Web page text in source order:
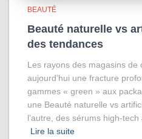
BEAUTÉ
Beauté naturelle vs
des tendances
Les rayons des magasins de
aujourd’hui une fracture
gammes « green » aux
une Beauté naturelle vs
l’autre, des sérums high-
Lire la suite